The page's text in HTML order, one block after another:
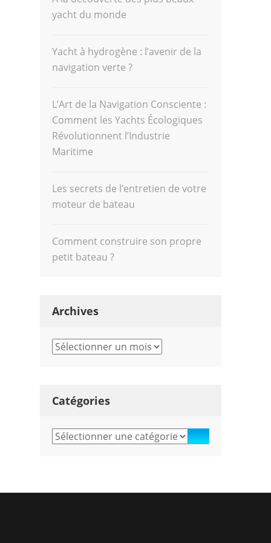
yacht du monde
Yacht à hydrogène : l’avenir de la
navigation verte ?
L’Art de la Navigation Consciente :
Comment les Yachts Écologiques
Révolutionnent l’Industrie
Maritime
Les secrets de l’entretien de votre
moteur de bateau
Comment construire son propre
petit bateau ?
Archives
Archives
Catégories
Catégories